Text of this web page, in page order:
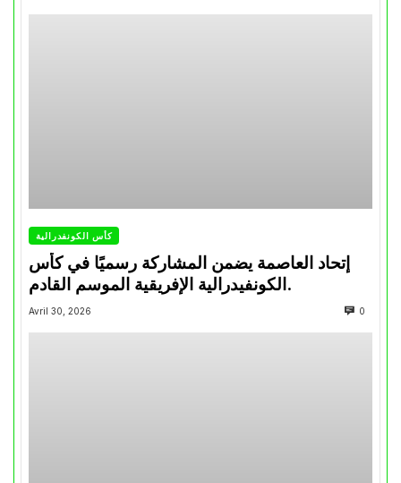
كأس الكونفدرالية
إتحاد العاصمة يضمن المشاركة رسميًا في كأس
الكونفيدرالية الإفريقية الموسم القادم.
Avril 30, 2026 0